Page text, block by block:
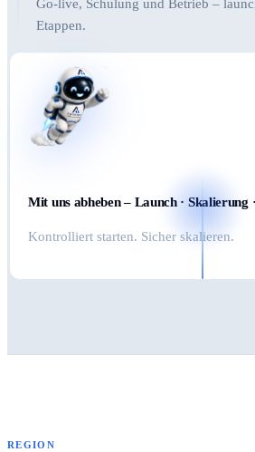
Go-live, Schulung und Betrieb –
Etappen.
Mit uns abheben – Launch · Skalierung
Kontrolliert starten. Sicher skalieren.
REGION